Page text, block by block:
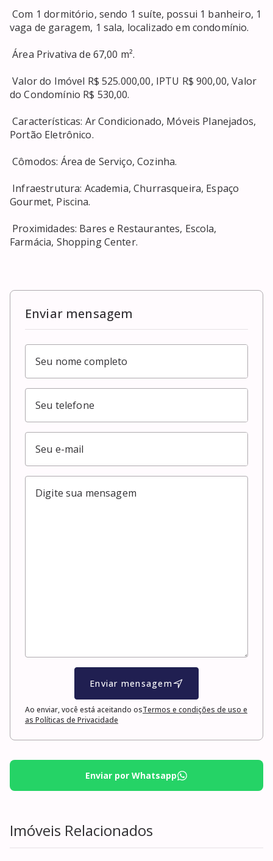
Com 1 dormitório, sendo 1 suíte, possui 1 banheiro, 1
vaga de garagem, 1 sala, localizado em condomínio.
Área Privativa de 67,00 m².
Valor do Imóvel R$ 525.000,00, IPTU R$ 900,00, Valor
do Condomínio R$ 530,00.
Características: Ar Condicionado, Móveis Planejados,
Portão Eletrônico.
Cômodos: Área de Serviço, Cozinha.
Gourmet, Piscina.
Farmácia, Shopping Center.
Enviar mensagem
Enviar mensagem
Ao enviar, você está aceitando osTermos e condições de uso e
as Políticas de Privacidade
Enviar por Whatsapp
Imóveis Relacionados